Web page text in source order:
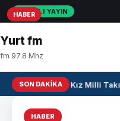
CANLI YAYIN
Yurt fm
fm 97.8 Mhz
SON DAKIKAU17 Kız Milli
HABER
HABER
HABER
HABER